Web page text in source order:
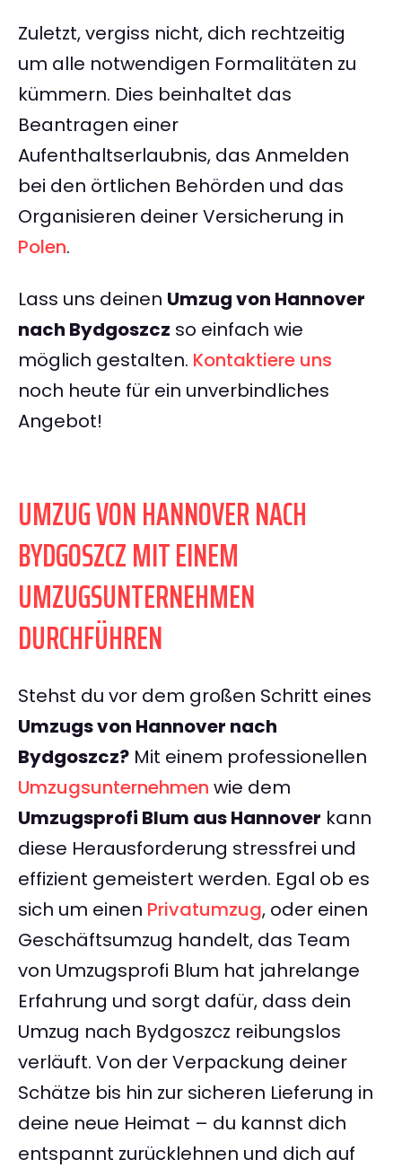
Zuletzt, vergiss nicht, dich rechtzeitig
um alle notwendigen Formalitäten zu
kümmern. Dies beinhaltet das
Beantragen einer
Aufenthaltserlaubnis, das Anmelden
bei den örtlichen Behörden und das
Organisieren deiner Versicherung in
Polen.
Lass uns deinen Umzug von Hannover
nach Bydgoszcz so einfach wie
möglich gestalten. Kontaktiere uns
noch heute für ein unverbindliches
Angebot!
UMZUG VON HANNOVER NACH
BYDGOSZCZ MIT EINEM
UMZUGSUNTERNEHMEN
DURCHFÜHREN
Stehst du vor dem großen Schritt eines
Umzugs von Hannover nach
Bydgoszcz? Mit einem professionellen
Umzugsunternehmen wie dem
Umzugsprofi Blum aus Hannover kann
diese Herausforderung stressfrei und
effizient gemeistert werden. Egal ob es
sich um einen Privatumzug, oder einen
Geschäftsumzug handelt, das Team
von Umzugsprofi Blum hat jahrelange
Erfahrung und sorgt dafür, dass dein
Umzug nach Bydgoszcz reibungslos
verläuft. Von der Verpackung deiner
Schätze bis hin zur sicheren Lieferung in
deine neue Heimat – du kannst dich
entspannt zurücklehnen und dich auf